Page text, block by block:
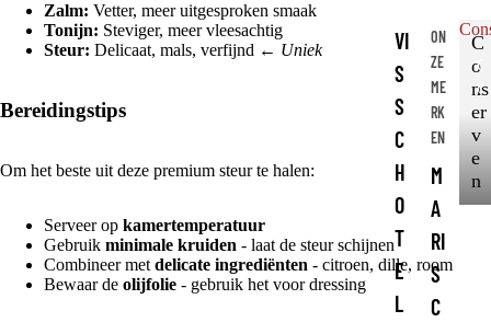
VI
S
S
C
H
O
T
E
L
ON
ZE
ME
RK
EN
M
A
RI
S
C
C
o
ns
er
v
e
n
C
o
n
s
e
r
Zalm: Vetter, meer uitgesproken smaak
Tonijn: Steviger, meer vleesachtig
Steur: Delicaat, mals, verfijnd ← Uniek
Bereidingstips
Om het beste uit deze premium steur te halen:
Serveer op kamertemperatuur
Gebruik minimale kruiden - laat de steur schijnen
Combineer met delicate ingrediënten - citroen, dille, room
Bewaar de olijfolie - gebruik het voor dressing